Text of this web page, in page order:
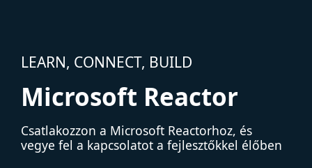
LEARN, CONNECT, BUILD
Microsoft Reactor
Csatlakozzon a Microsoft Reactorhoz, és
vegye fel a kapcsolatot a fejlesztőkkel élőben